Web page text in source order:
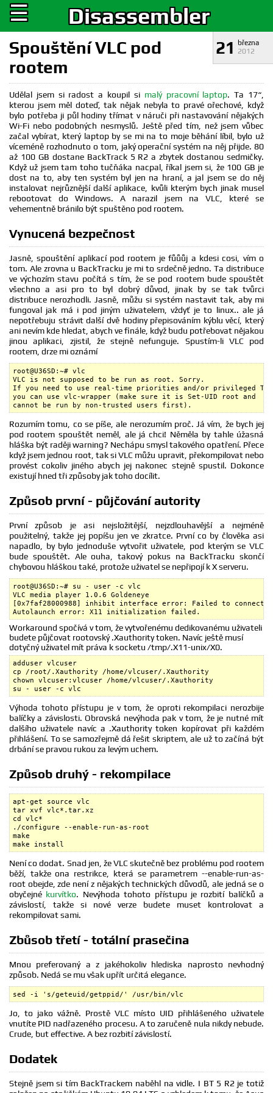
☰ Disassembler
21
března
2012
Spouštění VLC pod
rootem
Udělal jsem si radost a koupil si malý pracovní laptop. Ta 17“,
kterou jsem měl doteď, tak nějak nebyla to pravé ořechové, když
bylo potřeba ji půl hodiny třímat v náruči při nastavování nějakých
Wi-Fi nebo podobných nesmyslů. Ještě před tím, než jsem vůbec
začal vybírat, který laptop by se mi na to moje běhání líbil, bylo už
víceméně rozhodnuto o tom, jaký operační systém na něj přijde. 80
až 100 GB dostane BackTrack 5 R2 a zbytek dostanou sedmičky.
Když už jsem tam toho tučňáka nacpal, říkal jsem si, že 100 GB je
dost na to, aby ten systém byl jen na hraní, a jal jsem se do něj
instalovat nejrůznější další aplikace, kvůli kterým bych jinak musel
rebootovat do Windows. A narazil jsem na VLC, které se
vehementně bránilo být spuštěno pod rootem.
Vynucená bezpečnost
Jasně, spouštění aplikací pod rootem je fůůůj a kdesi cosi, vím o
tom. Ale zrovna u BackTracku je mi to srdečně jedno. Ta distribuce
ve výchozím stavu počítá s tím, že se pod rootem bude spouštět
všechno a asi pro to byl dobrý důvod, jinak by se tak tvůrci
distribuce nerozhodli. Jasně, můžu si systém nastavit tak, aby mi
fungoval jak má i pod jiným uživatelem, vždyť je to linux.. ale já
nepotřebuju strávit další dvě hodiny přepisováním kýblu věcí, který
ani nevím kde hledat, abych ve finále, když budu potřebovat nějakou
jinou aplikaci, zjistil, že stejně nefunguje. Spustím-li VLC pod
rootem, drze mi oznámí
root@U36SD:~# vlc
VLC is not supposed to be run as root. Sorry.
If you need to use real-time priorities and/or privileged
you can use vlc-wrapper (make sure it is Set-UID root and
cannot be run by non-trusted users first).
Rozumím tomu, co se píše, ale nerozumím proč. Já vím, že bych jej
pod rootem spouštět neměl, ale já chci! Něměla by tahle úžasná
hláška být raději warning? Nechápu smysl takového opatření. Přece
když jsem jednou root, tak si VLC můžu upravit, překompilovat nebo
provést cokoliv jiného abych jej nakonec stejně spustil. Dokonce
existují hned tři způsoby jak toho docílit.
Způsob první - půjčování autority
První způsob je asi nejsložitější, nejzdlouhavější a nejméně
použitelný, takže jej popíšu jen ve zkratce. První co by člověka asi
napadlo, by bylo jednoduše vytvořit uživatele, pod kterým se VLC
bude spouštět. Ale ouha, takový pokus na BackTracku skončí
chybovou hláškou také, protože uživatel se nepřipojí k X serveru.
root@U36SD:~# su - user -c vlc
VLC media player 1.0.6 Goldeneye
[0x7faf28000988] inhibit interface error: Failed to connect
Autolaunch error: X11 initialization failed.
Workaround spočívá v tom, že vytvořenému dedikovanému uživateli
budete půjčovat rootovský .Xauthority token. Navíc ještě musí
dotyčný uživatel mít práva k socketu /tmp/.X11-unix/X0.
adduser vlcuser
cp /root/.Xauthority /home/vlcuser/.Xauthority
chown vlcuser:vlcuser /home/vlcuser/.Xauthority
su - user -c vlc
Výhoda tohoto přístupu je v tom, že oproti rekompilaci nerozbije
balíčky a závislosti. Obrovská nevýhoda pak v tom, že je nutné mít
dalšího uživatele navíc a .Xauthority token kopírovat při každém
přihlášení. To se samozřejmě dá řešit skriptem, ale už to začíná být
drbání se pravou rukou za levým uchem.
Způsob druhý - rekompilace
apt-get source vlc
tar xvf vlc*.tar.xz
cd vlc*
./configure --enable-run-as-root
make
make install
Není co dodat. Snad jen, že VLC skutečně bez problému pod rootem
běží, takže ona restrikce, která se parametrem --enable-run-as-
root obejde, zde není z nějakých technických důvodů, ale jedná se o
obyčejné kurvítko. Nevýhoda tohoto přístupu je rozbití balíčků a
závislostí, takže si nové verze budete muset kontrolovat a
rekompilovat sami.
Zbůsob třetí - totální prasečina
Mnou preferovaný a z jakéhokoliv hlediska naprosto nevhodný
způsob. Nedá se mu však upřít určitá elegance.
sed -i 's/geteuid/getppid/' /usr/bin/vlc
Jo, to jako vážně. Prostě VLC místo UID přihlášeného uživatele
vnutíte PID nadřazeného procesu. A to zaručeně nula nikdy nebude.
Crude, but effective. A bez rozbití závislostí.
Dodatek
Stejně jsem si tím BackTrackem naběhl na vidle. I BT 5 R2 je totiž